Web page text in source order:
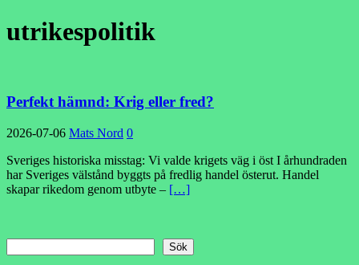
utrikespolitik
Perfekt hämnd: Krig eller fred?
2026-07-06 Mats Nord 0
Sveriges historiska misstag: Vi valde krigets väg i öst I århundraden
har Sveriges välstånd byggts på fredlig handel österut. Handel
skapar rikedom genom utbyte – […]
Sök